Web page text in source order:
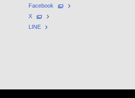
Facebook
X
LINE